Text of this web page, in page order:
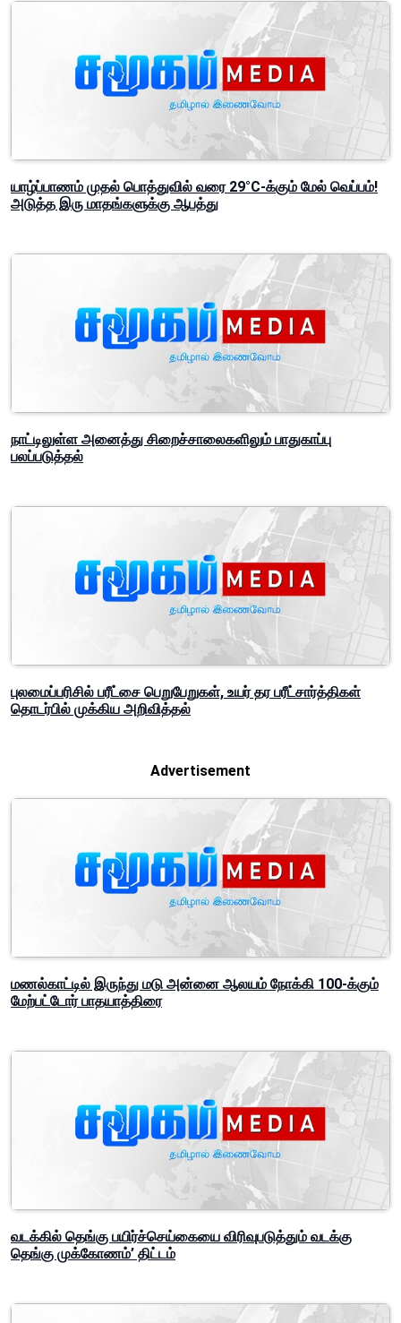
யாழ்ப்பாணம் முதல் பொத்துவில் வரை 29°C-க்கும் மேல் வெப்பம்!
அடுத்த இரு மாதங்களுக்கு ஆபத்து
நாட்டிலுள்ள அனைத்து சிறைச்சாலைகளிலும் பாதுகாப்பு
பலப்படுத்தல்
புலமைப்பரிசில் பரீட்சை பெறுபேறுகள், உயர் தர பரீட்சார்த்திகள்
தொடர்பில் முக்கிய அறிவித்தல்
Advertisement
மணல்காட்டில் இருந்து மடு அன்னை ஆலயம் நோக்கி 100-க்கும்
மேற்பட்டோர் பாதயாத்திரை
வடக்கில் தெங்கு பயிர்ச்செய்கையை விரிவுபடுத்தும் வடக்கு
தெங்கு முக்கோணம்’ திட்டம்